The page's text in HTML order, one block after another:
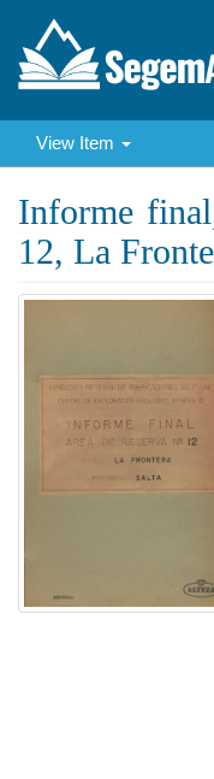
View Item
Informe
12, La